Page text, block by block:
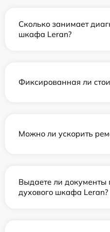
Сколько занимает
шкафа Leran?
Фиксированная ли
Можно ли ускорить
Выдаете ли документы
духового шкафа Leran?